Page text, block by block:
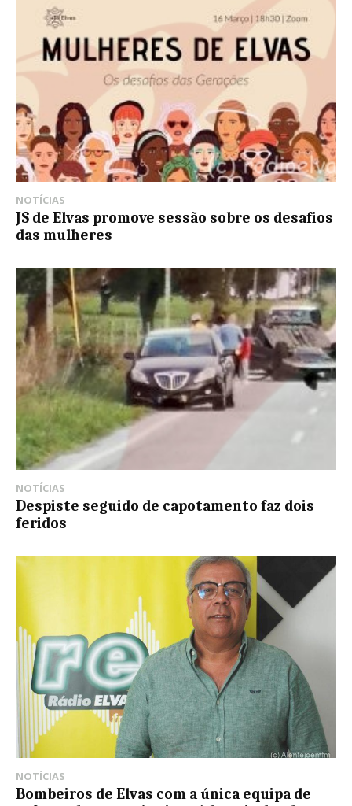
NOTÍCIAS
JS de Elvas promove sessão sobre os desafios
das mulheres
NOTÍCIAS
Despiste seguido de capotamento faz dois
feridos
NOTÍCIAS
Bombeiros de Elvas com a única equipa de